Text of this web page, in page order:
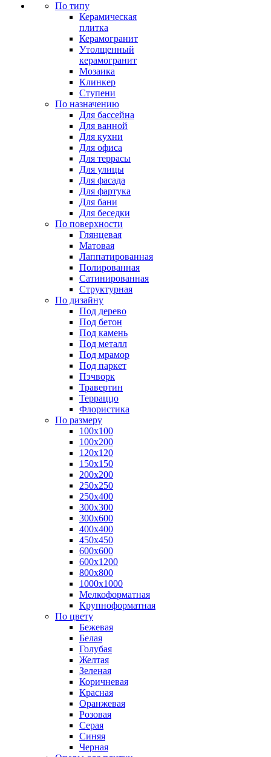
По типу
Керамическая
плитка
Керамогранит
Утолщенный
керамогранит
Мозаика
Клинкер
Ступени
По назначению
Для бассейна
Для ванной
Для кухни
Для офиса
Для террасы
Для улицы
Для фасада
Для фартука
Для бани
Для беседки
По поверхности
Глянцевая
Матовая
Лаппатированная
Полированная
Сатинированная
Структурная
По дизайну
Под дерево
Под бетон
Под камень
Под металл
Под мрамор
Под паркет
Пэчворк
Травертин
Терраццо
Флористика
По размеру
100х100
100х200
120х120
150х150
200х200
250х250
250х400
300х300
300х600
400х400
450х450
600х600
600х1200
800х800
1000х1000
Мелкоформатная
Крупноформатная
По цвету
Бежевая
Белая
Голубая
Желтая
Зеленая
Коричневая
Красная
Оранжевая
Розовая
Серая
Синяя
Черная